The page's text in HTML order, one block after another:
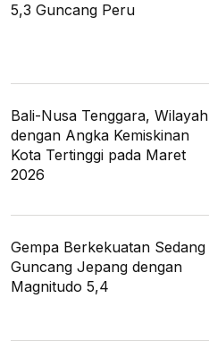
5,3 Guncang Peru
Bali-Nusa Tenggara, Wilayah
dengan Angka Kemiskinan
Kota Tertinggi pada Maret
2026
Gempa Berkekuatan Sedang
Guncang Jepang dengan
Magnitudo 5,4